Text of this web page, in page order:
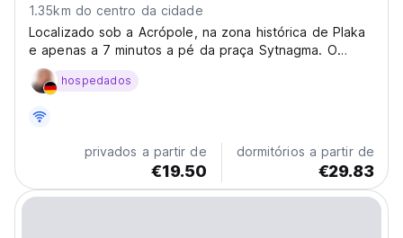
1.35km do centro da cidade
Localizado sob a Acrópole, na zona histórica de Plaka
e apenas a 7 minutos a pé da praça Sytnagma. O
Hostel Dioskouros foi recentemente renovado.
hospedados
privados a partir de
€19.50
dormitórios a partir de
€29.83